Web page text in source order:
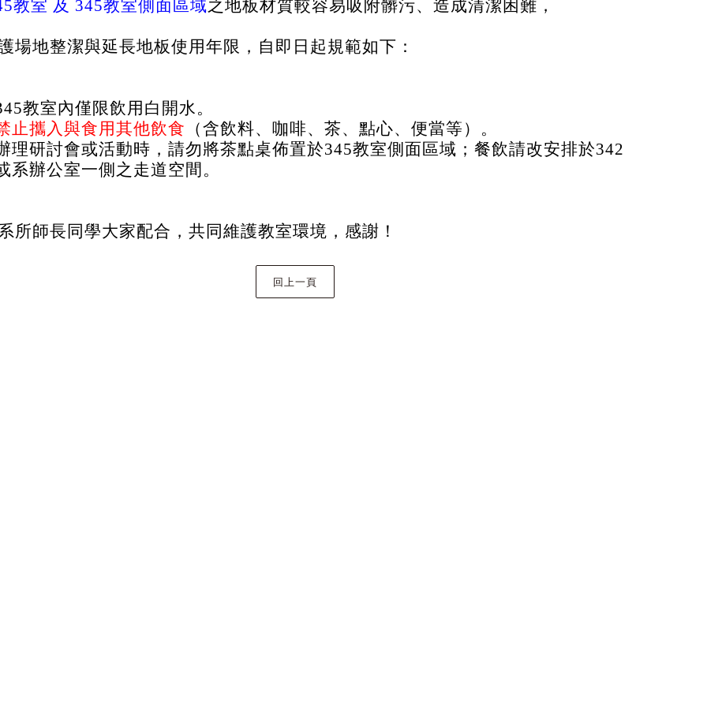
教室 及 345教室側面區域之地板材質較容易吸附髒污、造成清潔困難，
場地整潔與延長地板使用年限，自即日起規範如下：
教室內僅限飲用白開水。
止攜入與食用其他飲食 （含飲料、咖啡、茶、點心、便當等）。
理研討會或活動時，請勿將茶點桌佈置於345教室側面區域；餐飲請改安排於342
系辦公室一側之走道空間。
所師長同學大家配合，共同維護教室環境，感謝！